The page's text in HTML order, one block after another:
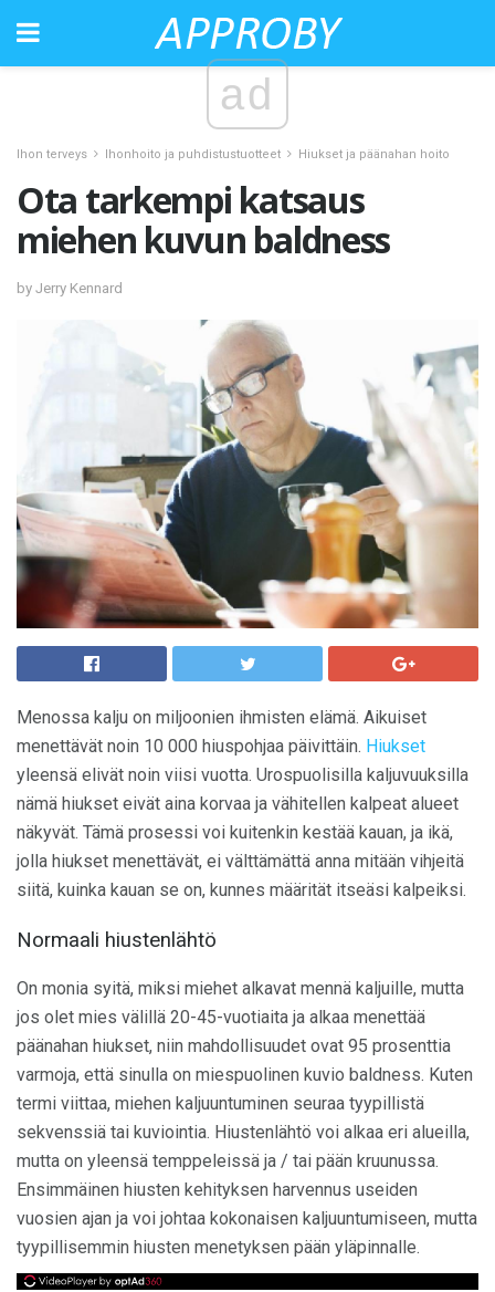
ad
Ihon terveys Ihonhoito ja puhdistustuotteet Hiukset ja päänahan hoito
Ota tarkempi katsaus
miehen kuvun baldness
by Jerry Kennard
Menossa kalju on miljoonien ihmisten elämä. Aikuiset
menettävät noin 10 000 hiuspohjaa päivittäin. Hiukset
yleensä elivät noin viisi vuotta. Urospuolisilla kaljuvuuksilla
nämä hiukset eivät aina korvaa ja vähitellen kalpeat alueet
näkyvät. Tämä prosessi voi kuitenkin kestää kauan, ja ikä,
jolla hiukset menettävät, ei välttämättä anna mitään vihjeitä
siitä, kuinka kauan se on, kunnes määrität itseäsi kalpeiksi.
Normaali hiustenlähtö
On monia syitä, miksi miehet alkavat mennä kaljuille, mutta
jos olet mies välillä 20-45-vuotiaita ja alkaa menettää
päänahan hiukset, niin mahdollisuudet ovat 95 prosenttia
varmoja, että sinulla on miespuolinen kuvio baldness. Kuten
termi viittaa, miehen kaljuuntuminen seuraa tyypillistä
sekvenssiä tai kuviointia. Hiustenlähtö voi alkaa eri alueilla,
mutta on yleensä temppeleissä ja / tai pään kruunussa.
Ensimmäinen hiusten kehityksen harvennus useiden
vuosien ajan ja voi johtaa kokonaisen kaljuuntumiseen, mutta
tyypillisemmin hiusten menetyksen pään yläpinnalle.